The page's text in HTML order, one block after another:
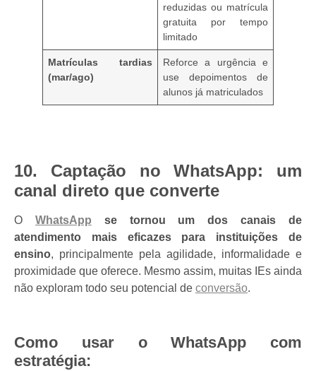
reduzidas ou matrícula
gratuita por tempo
limitado
Matrículas tardias
(mar/ago)
Reforce a urgência e
use depoimentos de
alunos já matriculados
10. Captação no WhatsApp: um
canal direto que converte
O WhatsApp se tornou um dos canais de
atendimento mais eficazes para instituições de
ensino, principalmente pela agilidade, informalidade e
proximidade que oferece. Mesmo assim, muitas IEs ainda
não exploram todo seu potencial de conversão.
Como usar o WhatsApp com
estratégia: